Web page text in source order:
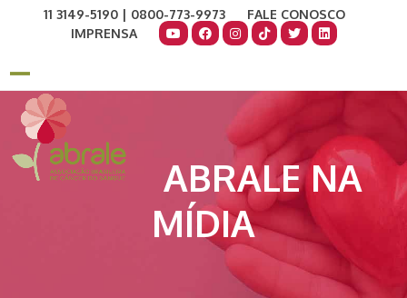
11 3149-5190 | 0800-773-9973
FALE CONOSCO
IMPRENSA
Open
mobile
menu
Close
mobile
menu
ABRALE NA
MÍDIA